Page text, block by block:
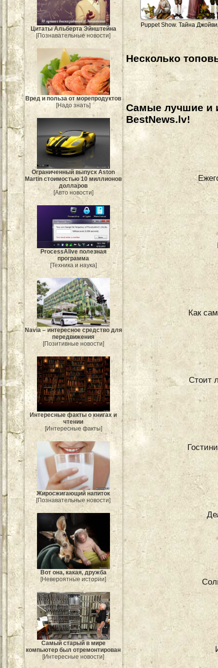
Цитаты Альберта Эйнштейна
[Познавательные новости]
Вред и польза от морепродуктов
[Надо знать]
Ограниченный выпуск Aston
Martin стоимостью 10 миллионов
долларов
[Авто новости]
ProcessAlive полезная
программа
[Техника и наука]
Navia – интересное средство для
передвижения
[Позитивные новости]
Интересные факты о книгах и
чтении
[Интересные факты]
Жиросжигающий напиток
[Познавательные новости]
Вот она, какая, дружба
[Невероятные истории]
Самый старый в мире
компьютер был отремонтирован
[Интересные новости]
Puppet Show. Тайна
Несколько
Самые лучшие и
BestNews.lv!
Как
Стоит